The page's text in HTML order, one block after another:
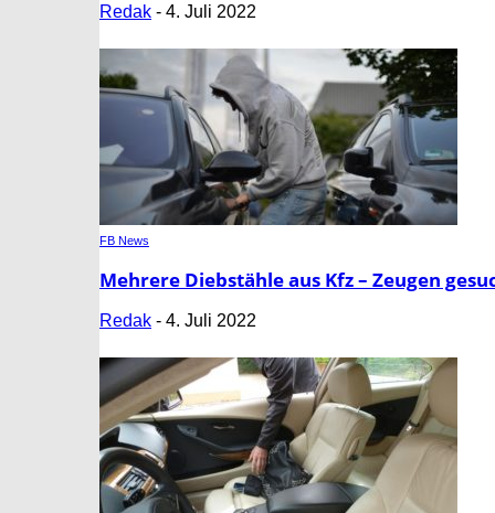
Redak - 4. Juli 2022
FB News
Mehrere Diebstähle aus Kfz – Zeugen
Redak - 4. Juli 2022